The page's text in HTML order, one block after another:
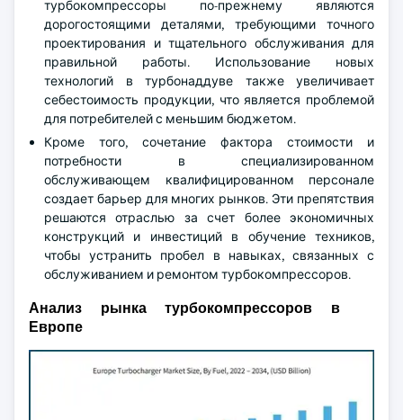
турбокомпрессоры по-прежнему являются
дорогостоящими деталями, требующими точного
проектирования и тщательного обслуживания для
правильной работы. Использование новых
технологий в турбонаддуве также увеличивает
себестоимость продукции, что является проблемой
для потребителей с меньшим бюджетом.
Кроме того, сочетание фактора стоимости и
потребности в специализированном
обслуживающем квалифицированном персонале
создает барьер для многих рынков. Эти препятствия
решаются отраслью за счет более экономичных
конструкций и инвестиций в обучение техников,
чтобы устранить пробел в навыках, связанных с
обслуживанием и ремонтом турбокомпрессоров.
Анализ рынка турбокомпрессоров в
Европе